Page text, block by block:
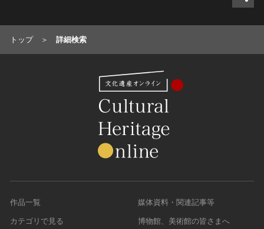
トップ 詳細検索
作品一覧
カテゴリで見る
媒体資料・関連記事等
博物館、美術館の皆さまへ